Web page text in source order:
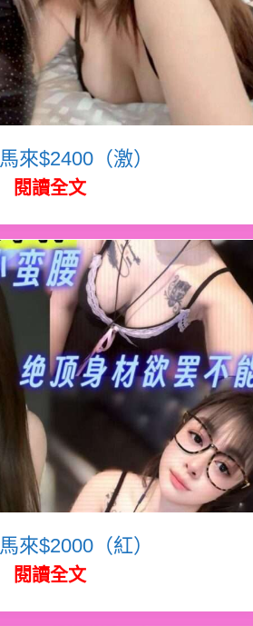
馬來$2400（激）
閱讀全文
馬來$2000（紅）
閱讀全文